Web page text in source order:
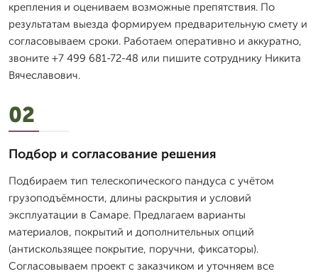
крепления и оцениваем возможные препятствия. По
результатам выезда формируем предварительную смету и
согласовываем сроки. Работаем оперативно и аккуратно,
звоните +7 499 681-72-48 или пишите сотруднику Никита
Вячеславович.
02
Подбор и согласование решения
Подбираем тип телескопического пандуса с учётом
грузоподъёмности, длины раскрытия и условий
эксплуатации в Самаре. Предлагаем варианты
материалов, покрытий и дополнительных опций
(антискользящее покрытие, поручни, фиксаторы).
Согласовываем проект с заказчиком и уточняем все